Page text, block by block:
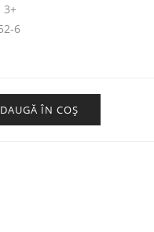
3+
6
bună
ÎN COȘ